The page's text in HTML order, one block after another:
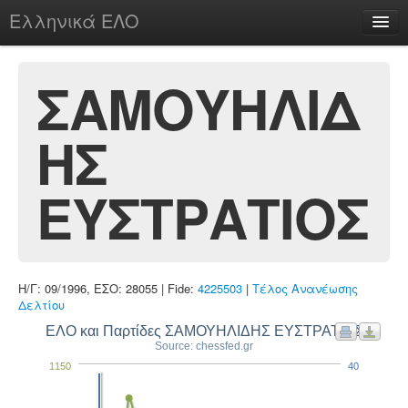
Ελληνικά ΕΛΟ
chesstu.be @ discord
Login
ΣΑΜΟΥΗΛΙΔ
ΗΣ
ΕΥΣΤΡΑΤΙΟΣ
Η/Γ: 09/1996, ΕΣΟ: 28055 | Fide: 4225503 | Τέλος Ανανέωσης
Δελτίου
ΕΛΟ και Παρτίδες ΣΑΜΟΥΗΛΙΔΗΣ ΕΥΣΤΡΑΤΙΟΣ
Source: chessfed.gr
1150 40